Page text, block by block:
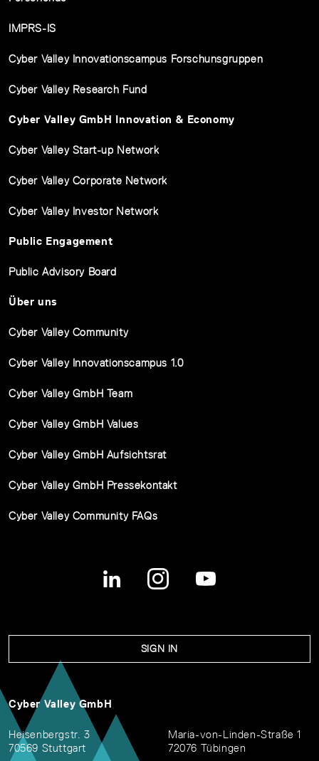
IMPRS-IS
Cyber Valley Innovationscampus Forschunsgruppen
Cyber Valley Research Fund
Cyber Valley GmbH Innovation & Economy
Cyber Valley Start-up Network
Cyber Valley Corporate Network
Cyber Valley Investor Network
Public Engagement
Public Advisory Board
Über uns
Cyber Valley Community
Cyber Valley Innovationscampus 1.0
Cyber Valley GmbH Team
Cyber Valley GmbH Values
Cyber Valley GmbH Aufsichtsrat
Cyber Valley GmbH Pressekontakt
Cyber Valley Community FAQs
SIGN IN
Cyber Valley GmbH
Heisenbergstr. 3
70569 Stuttgart
Maria-von-Linden-Straße 1
72076 Tübingen